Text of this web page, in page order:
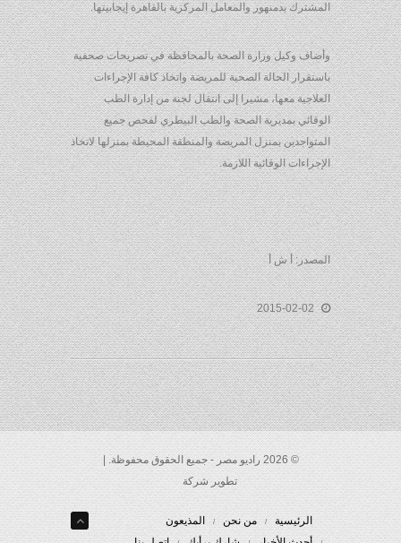
المشترك بدمنهور والمعامل المركزية بالقاهرة إيجابيتها.
وأضاف وكيل وزارة الصحة بالمحافظة في تصريحات صحفية
باستقرار الحالة الصحية للمريضة واتخاذ كافة الإجراءات
العلاجية معها، مشيرا إلى انتقال لجنة من إدارة الطب
الوقائي بمديرية الصحة والطب البيطري لفحص جميع
المتواجدين بمنزل المريضة والمنطقة المحيطة بمنزلها لاتخاذ
الإجراءات الوقائية اللازمة.
المصدر: أ ش أ
2015-02-02
© 2026 راديو مصر - جميع الحقوق محفوظة. |
تطوير شركة
الرئيسية من نحن
المذيعون